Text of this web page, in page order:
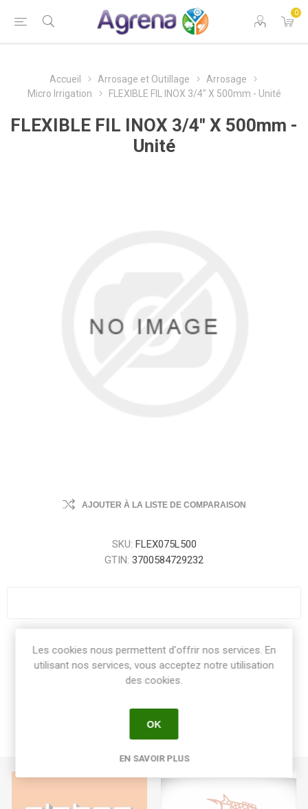
0
Accueil Arrosage et Outillage
Arrosage
Micro Irrigation
FLEXIBLE FIL INOX 3/4" X 500mm - Unité
FLEXIBLE FIL INOX 3/4" X 500mm -
Unité
AJOUTER À LA LISTE DE COMPARAISON
SKU: FLEX075L500
GTIN: 3700584729232
Share:
Les cookies nous permettent d'offrir nos services. En
utilisant nos services, vous acceptez notre utilisation
des cookies.
OK
EN SAVOIR PLUS